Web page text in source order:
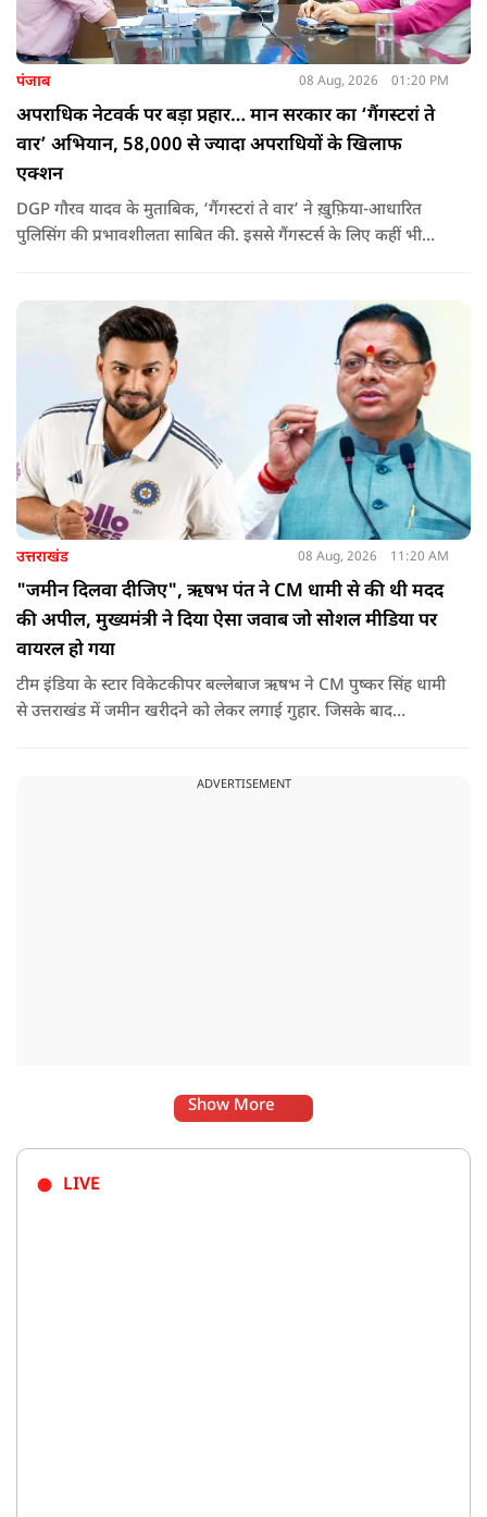
पंजाब 08 Aug, 2026 01:20 PM
अपराधिक नेटवर्क पर बड़ा प्रहार… मान सरकार का ‘गैंगस्टरां ते
वार’ अभियान, 58,000 से ज्यादा अपराधियों के खिलाफ
एक्शन
DGP गौरव यादव के मुताबिक, ‘गैंगस्टरां ते वार’ ने ख़ुफ़िया-आधारित
पुलिसिंग की प्रभावशीलता साबित की. इससे गैंगस्टर्स के लिए कहीं भी
उत्तराखंड 08 Aug, 2026 11:20 AM
"जमीन दिलवा दीजिए", ऋषभ पंत ने CM धामी से की थी मदद
की अपील, मुख्यमंत्री ने दिया ऐसा जवाब जो सोशल मीडिया पर
वायरल हो गया
टीम इंडिया के स्टार विकेटकीपर बल्लेबाज ऋषभ ने CM पुष्कर सिंह धामी
से उत्तराखंड में जमीन खरीदने को लेकर लगाई गुहार. जिसके बाद
ADVERTISEMENT
Show More
LIVE